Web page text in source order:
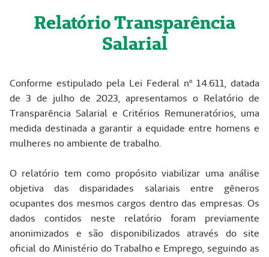
Relatório Transparência
Salarial
Conforme estipulado pela Lei Federal nº 14.611, datada
de 3 de julho de 2023, apresentamos o Relatório de
Transparência Salarial e Critérios Remuneratórios, uma
medida destinada a garantir a equidade entre homens e
mulheres no ambiente de trabalho.
O relatório tem como propósito viabilizar uma análise
objetiva das disparidades salariais entre gêneros
ocupantes dos mesmos cargos dentro das empresas. Os
dados contidos neste relatório foram previamente
anonimizados e são disponibilizados através do site
oficial do Ministério do Trabalho e Emprego, seguindo as